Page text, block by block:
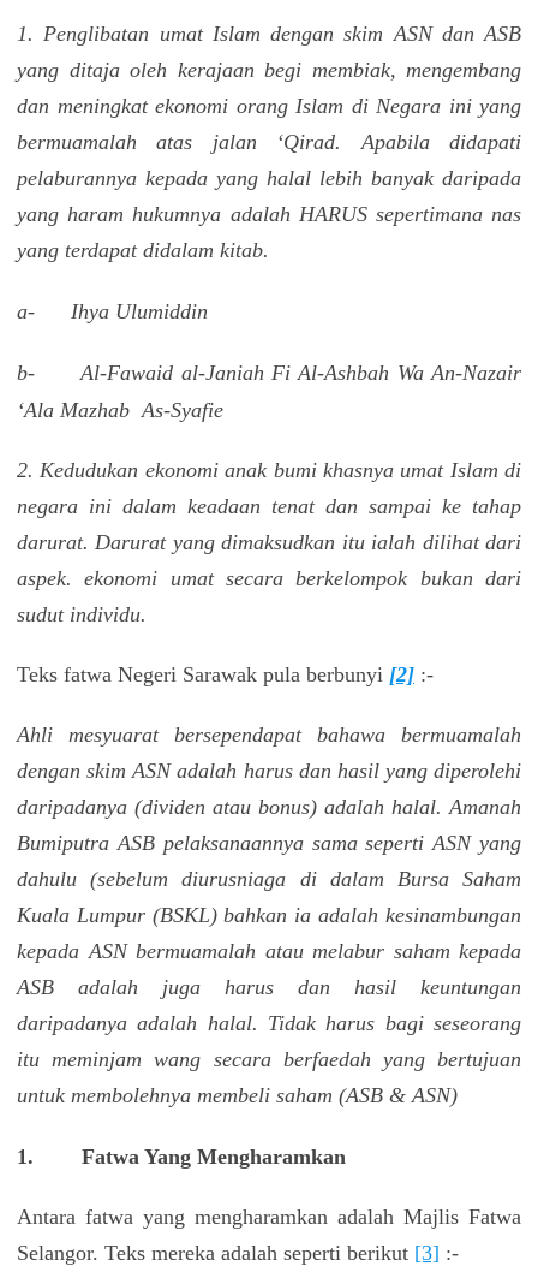
1. Penglibatan umat Islam dengan skim ASN dan ASB
yang ditaja oleh kerajaan begi membiak, mengembang
dan meningkat ekonomi orang Islam di Negara ini yang
bermuamalah atas jalan ‘Qirad. Apabila didapati
pelaburannya kepada yang halal lebih banyak daripada
yang haram hukumnya adalah HARUS sepertimana nas
yang terdapat didalam kitab.
a- Ihya Ulumiddin
b-Al-Fawaid al-Janiah Fi Al-Ashbah Wa An-Nazair
‘Ala Mazhab As-Syafie
2. Kedudukan ekonomi anak bumi khasnya umat Islam di
negara ini dalam keadaan tenat dan sampai ke tahap
darurat. Darurat yang dimaksudkan itu ialah dilihat dari
aspek. ekonomi umat secara berkelompok bukan dari
sudut individu.
Teks fatwa Negeri Sarawak pula berbunyi [2] :-
Ahli mesyuarat bersependapat bahawa bermuamalah
dengan skim ASN adalah harus dan hasil yang diperolehi
daripadanya (dividen atau bonus) adalah halal. Amanah
Bumiputra ASB pelaksanaannya sama seperti ASN yang
dahulu (sebelum diurusniaga di dalam Bursa Saham
Kuala Lumpur (BSKL) bahkan ia adalah kesinambungan
kepada ASN bermuamalah atau melabur saham kepada
ASB adalah juga harus dan hasil keuntungan
daripadanya adalah halal. Tidak harus bagi seseorang
itu meminjam wang secara berfaedah yang bertujuan
untuk membolehnya membeli saham (ASB & ASN)
1. Fatwa Yang Mengharamkan
Antara fatwa yang mengharamkan adalah Majlis Fatwa
Selangor. Teks mereka adalah seperti berikut [3] :-